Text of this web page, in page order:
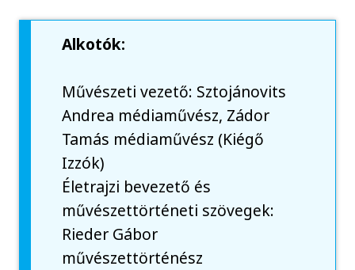
Alkotók:
Művészeti vezető: Sztojánovits
Andrea médiaművész, Zádor
Tamás médiaművész (Kiégő
Izzók)
Életrajzi bevezető és
művészettörténeti szövegek:
Rieder Gábor
művészettörténész